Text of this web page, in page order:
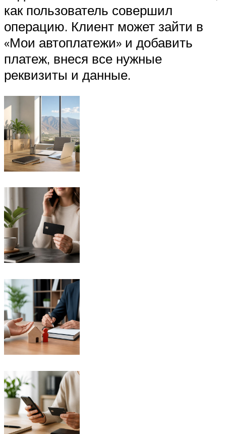
как пользователь совершил
операцию. Клиент может зайти в
«Мои автоплатежи» и добавить
платеж, внеся все нужные
реквизиты и данные.